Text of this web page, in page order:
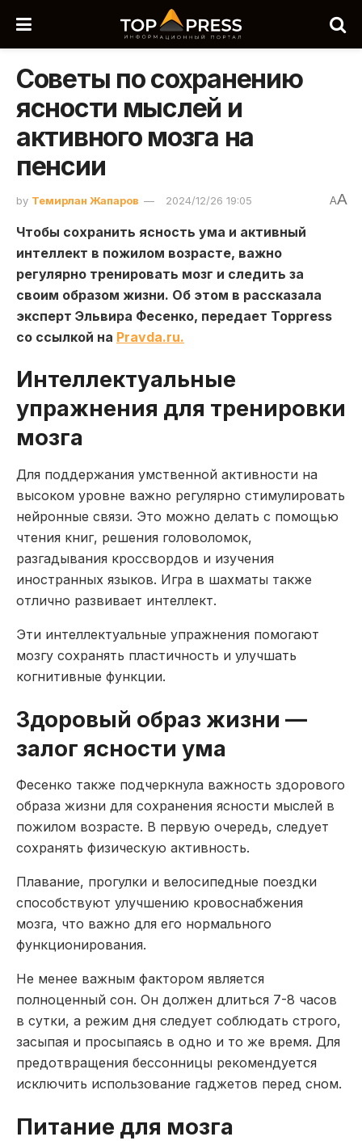
Советы по сохранению
ясности мыслей и
активного мозга на
пенсии
by Темирлан Жапаров 2024/12/26 19:05 AA
Чтобы сохранить ясность ума и активный
интеллект в пожилом возрасте, важно
регулярно тренировать мозг и следить за
своим образом жизни. Об этом в рассказала
эксперт Эльвира Фесенко, передает Toppress
со ссылкой на Рravda.ru.
Интеллектуальные
упражнения для тренировки
мозга
Для поддержания умственной активности на
высоком уровне важно регулярно стимулировать
нейронные связи. Это можно делать с помощью
чтения книг, решения головоломок,
разгадывания кроссвордов и изучения
иностранных языков. Игра в шахматы также
отлично развивает интеллект.
Эти интеллектуальные упражнения помогают
мозгу сохранять пластичность и улучшать
когнитивные функции.
Здоровый образ жизни —
залог ясности ума
Фесенко также подчеркнула важность здорового
образа жизни для сохранения ясности мыслей в
пожилом возрасте. В первую очередь, следует
сохранять физическую активность.
Плавание, прогулки и велосипедные поездки
способствуют улучшению кровоснабжения
мозга, что важно для его нормального
функционирования.
Не менее важным фактором является
полноценный сон. Он должен длиться 7-8 часов
в сутки, а режим дня следует соблюдать строго,
засыпая и просыпаясь в одно и то же время. Для
предотвращения бессонницы рекомендуется
исключить использование гаджетов перед сном.
Питание для мозга